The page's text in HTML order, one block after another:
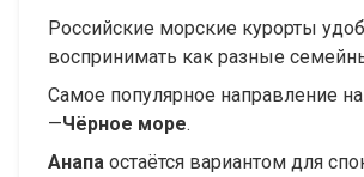
Российские морские курорты
воспринимать как разные
Самое популярное направление
—Чёрное море.
Анапа остаётся вариантом для